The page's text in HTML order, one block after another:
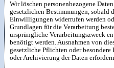
Wir löschen personenbezogene
gesetzlichen Bestimmungen, sobald
Einwilligungen widerrufen werden
Grundlagen für die Verarbeitung
ursprüngliche Verarbeitungszweck
benötigt werden. Ausnahmen von
gesetzliche Pflichten oder besondere
oder Archivierung der Daten